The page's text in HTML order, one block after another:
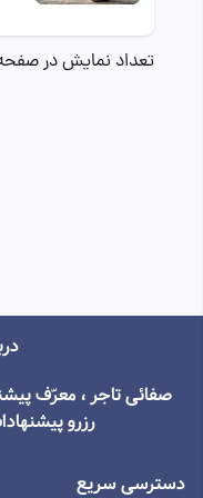
شناخت قانون
تعداد نمایش در
صفائی تاجر ، معرّف
رزرو
دسترسی سریع